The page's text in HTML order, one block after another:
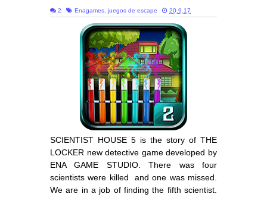
2 Enagames, juegos de escape 20.9.17
SCIENTIST HOUSE 5 is the story of THE
LOCKER new detective game developed by
ENA GAME STUDIO. There was four
scientists were killed and one was missed.
We are in a job of finding the fifth scientist.